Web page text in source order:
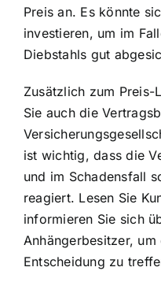
Preis an. Es könnte
investieren, um im
Diebstahls gut
Zusätzlich zum Preis-
Sie auch die
ist wichtig, dass die
und im Schadensfall
reagiert. Lesen Sie
informieren Sie sich
Anhängerbesitzer,
Entscheidung zu